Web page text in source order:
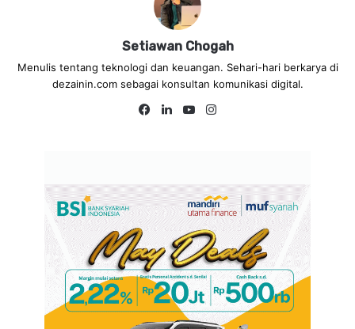
Setiawan Chogah
Menulis tentang teknologi dan keuangan. Sehari-hari berkarya di
dezainin.com sebagai konsultan komunikasi digital.
Fa
Lin
Yo